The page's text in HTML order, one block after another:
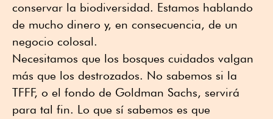
conservar la biodiversidad. Estamos hablando
de mucho dinero y, en consecuencia, de un
negocio colosal.
Necesitamos que los bosques cuidados valgan
más que los destrozados. No sabemos si la
TFFF, o el fondo de Goldman Sachs, servirá
para tal fin. Lo que sí sabemos es que